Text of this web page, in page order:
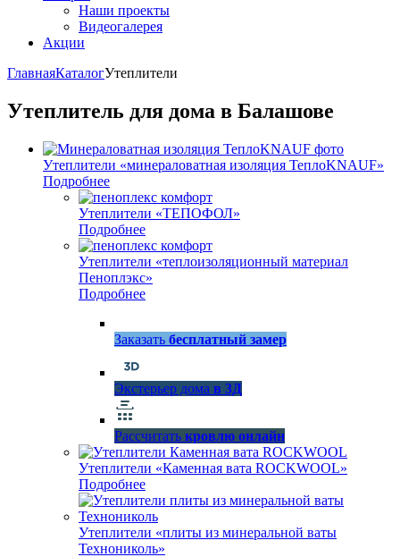
Наши проекты
Видеогалерея
Акции
ГлавнаяКаталогУтеплители
Утеплитель для дома в Балашове
Утеплители «минераловатная изоляция ТеплоKNAUF»
Подробнее
Утеплители «ТЕПОФОЛ»
Подробнее
Утеплители «теплоизоляционный материал
Пеноплэкс»
Подробнее
Заказать бесплатный замер
Экстерьер дома в 3Д
Рассчитать кровлю онлайн
Утеплители «Каменная вата ROCKWOOL»
Подробнее
Утеплители «плиты из минеральной ваты
Технониколь»